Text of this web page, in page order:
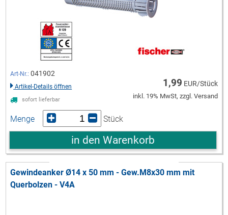
Art-Nr.: 041902
Artikel-Details öffnen
sofort lieferbar
1,99 EUR/Stück
inkl. 19% MwSt, zzgl. Versand
Menge Stück
in den Warenkorb
Gewindeanker Ø14 x 50 mm - Gew.M8x30 mm mit
Querbolzen - V4A